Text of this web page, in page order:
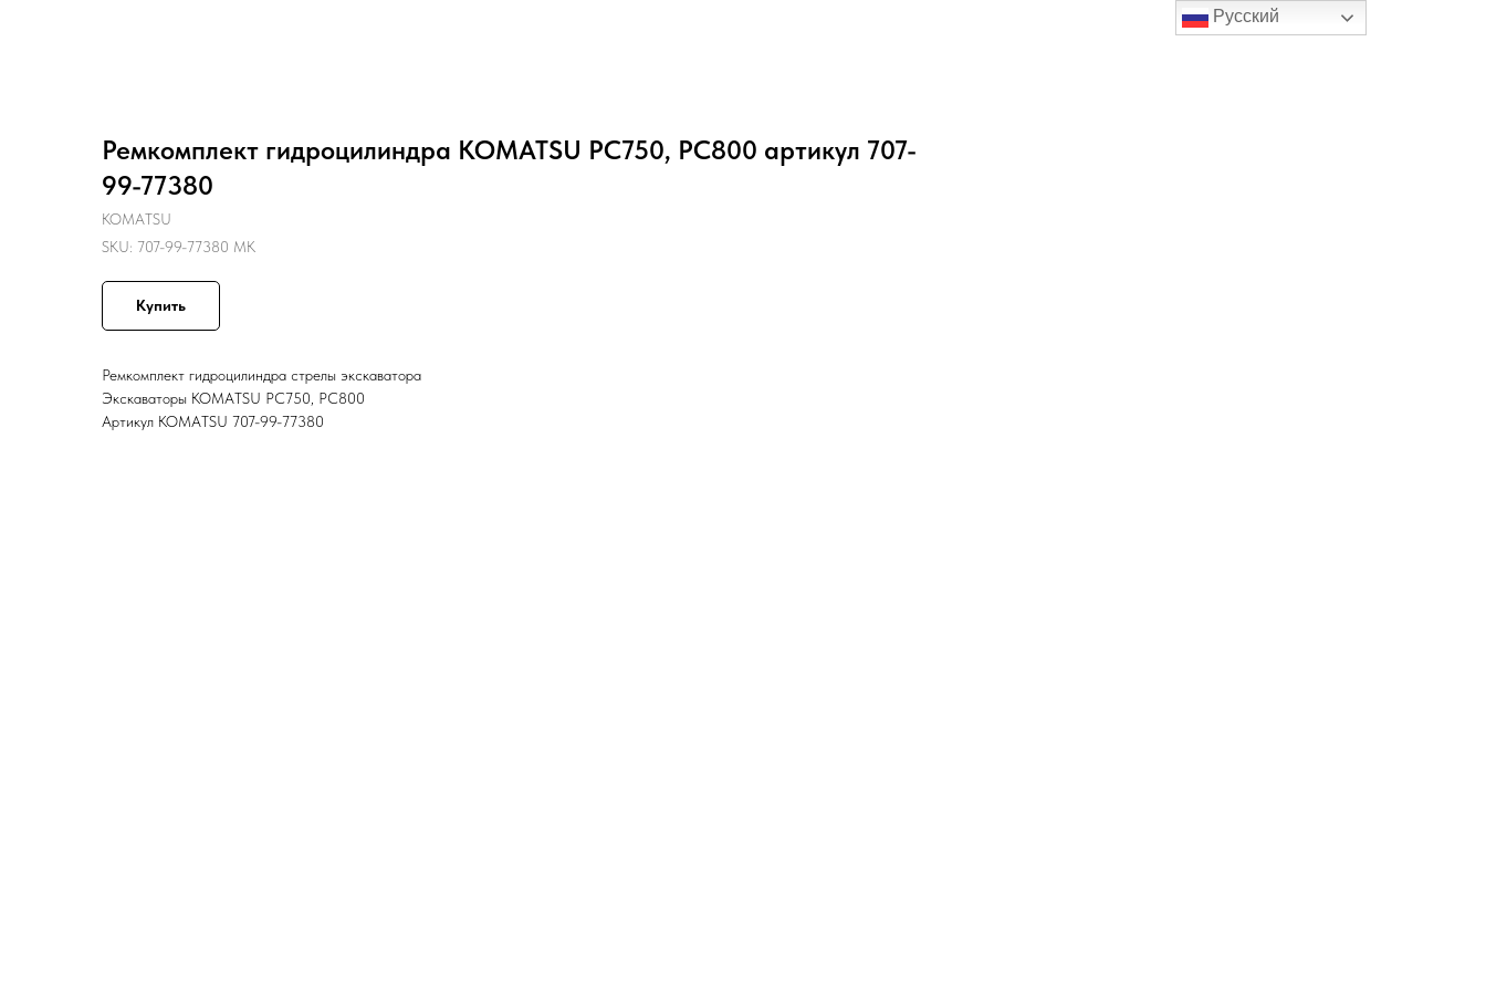
Русский
Ремкомплект гидроцилиндра KOMATSU PC750, PC800 артикул 707-
99-77380
KOMATSU
SKU: 707-99-77380 MK
Купить
Ремкомплект гидроцилиндра стрелы экскаватора
Экскаваторы KOMATSU PC750, PC800
Артикул KOMATSU 707-99-77380